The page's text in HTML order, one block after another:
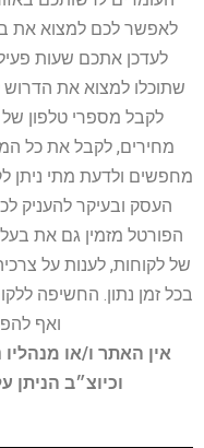
לאפשר לכם למצוא את
לעדכן אתכם שעות
שתוכלו למצוא את
לקבל מספרי טלפון של
מחירים, לקבל את כל
מחפשים ולדעת מתי ניתן
העסק ובעיקר להעניק
הפורטל מזמין גם את
של לקוחות, לענות על
בכל זמן נתון. החשיפה
ואף
אין האתר ו/או
וכיוצ״ב